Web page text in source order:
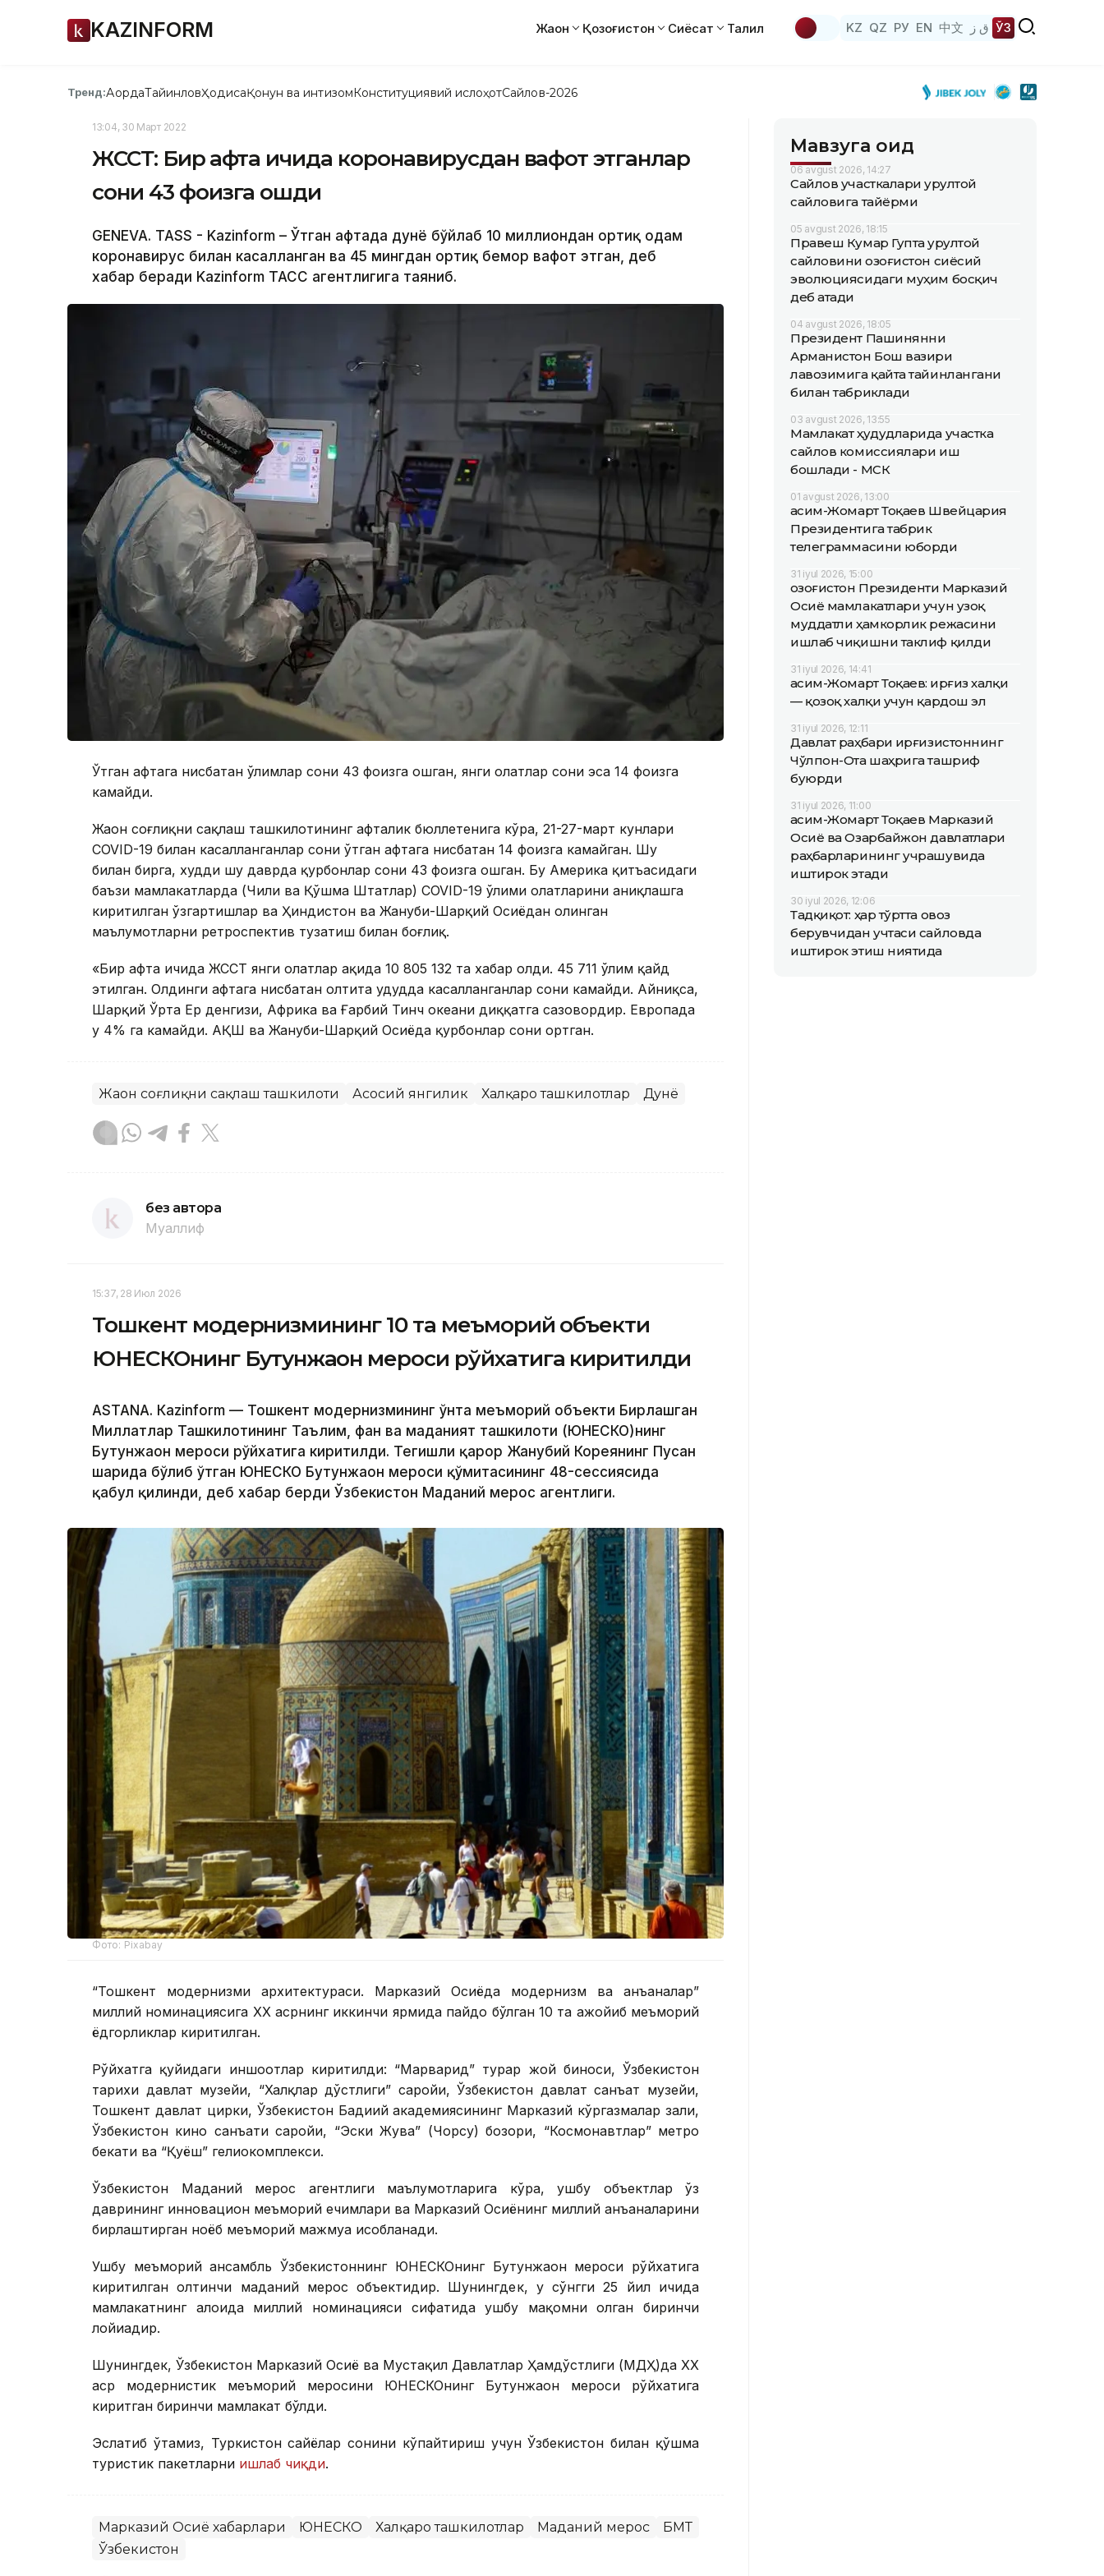
KAZINFORM Жаҳон Қозоғистон Сиёсат Таҳлил KZ QZ РУ EN 中文 ق ز ЎЗ
Тренд:АқордаТайинловҲодисаҚонун ва интизомКонституциявий ислоҳотСайлов-2026
13:04, 30 Март 2022
ЖССТ: Бир ҳафта ичида коронавирусдан вафот этганлар
сони 43 фоизга ошди
GENEVA. TASS - Kazinform – Ўтган ҳафтада дунё бўйлаб 10 миллиондан ортиқ одам
коронавирус билан касалланган ва 45 мингдан ортиқ бемор вафот этган, деб
хабар беради Kazinform ТАСС агентлигига таяниб.
Ўтган ҳафтага нисбатан ўлимлар сони 43 фоизга ошган, янги ҳолатлар сони эса 14 фоизга
камайди.
Жаҳон соғлиқни сақлаш ташкилотининг ҳафталик бюллетенига кўра, 21-27-март кунлари
COVID-19 билан касалланганлар сони ўтган ҳафтага нисбатан 14 фоизга камайган. Шу
билан бирга, худди шу даврда қурбонлар сони 43 фоизга ошган. Бу Америка қитъасидаги
баъзи мамлакатларда (Чили ва Қўшма Штатлар) COVID-19 ўлими ҳолатларини аниқлашга
киритилган ўзгартишлар ва Ҳиндистон ва Жануби-Шарқий Осиёдан олинган
маълумотларни ретроспектив тузатиш билан боғлиқ.
«Бир ҳафта ичида ЖССТ янги ҳолатлар ҳақида 10 805 132 та хабар олди. 45 711 ўлим қайд
этилган. Олдинги ҳафтага нисбатан олтита ҳудудда касалланганлар сони камайди. Айниқса,
Шарқий Ўрта Ер денгизи, Африка ва Ғарбий Тинч океани диққатга сазовордир. Европада
у 4% га камайди. АҚШ ва Жануби-Шарқий Осиёда қурбонлар сони ортган.
Жаҳон соғлиқни сақлаш ташкилоти Асосий янгилик Халқаро ташкилотлар Дунё
без автора
Муаллиф
15:37, 28 Июл 2026
Тошкент модернизмининг 10 та меъморий объекти
ЮНEСКОнинг Бутунжаҳон мероси рўйхатига киритилди
ASTANА. Кazinform — Тошкент модернизмининг ўнта меъморий объекти Бирлашган
Миллатлар Ташкилотининг Таълим, фан ва маданият ташкилоти (ЮНEСКО)нинг
Бутунжаҳон мероси рўйхатига киритилди. Тегишли қарор Жанубий Кореянинг Пусан
​​шаҳрида бўлиб ўтган ЮНEСКО Бутунжаҳон мероси қўмитасининг 48-сессиясида
қабул қилинди, деб хабар берди Ўзбекистон Маданий мерос агентлиги.
Фото: Pixabay
“Тошкент модернизми архитектураси. Марказий Осиёда модернизм ва анъаналар”
миллий номинациясига ХХ асрнинг иккинчи ярмида пайдо бўлган 10 та ажойиб меъморий
ёдгорликлар киритилган.
Рўйхатга қуйидаги иншоотлар киритилди: “Марварид” турар жой биноси, Ўзбекистон
тарихи давлат музейи, “Халқлар дўстлиги” саройи, Ўзбекистон давлат санъат музейи,
Тошкент давлат цирки, Ўзбекистон Бадиий академиясининг Марказий кўргазмалар зали,
Ўзбекистон кино санъати саройи, “Эски Жува” (Чорсу) бозори, “Космонавтлар” метро
бекати ва “Қуёш” гелиокомплекси.
Ўзбекистон Маданий мерос агентлиги маълумотларига кўра, ушбу объектлар ўз
даврининг инновацион меъморий ечимлари ва Марказий Осиёнинг миллий анъаналарини
бирлаштирган ноёб меъморий мажмуа ҳисобланади.
Ушбу меъморий ансамбль Ўзбекистоннинг ЮНEСКОнинг Бутунжаҳон мероси рўйхатига
киритилган олтинчи маданий мерос объектидир. Шунингдек, у сўнгги 25 йил ичида
мамлакатнинг алоҳида миллий номинацияси сифатида ушбу мақомни олган биринчи
лойиҳадир.
Шунингдек, Ўзбекистон Марказий Осиё ва Мустақил Давлатлар Ҳамдўстлиги (МДҲ)да ХХ
аср модернистик меъморий меросини ЮНEСКОнинг Бутунжаҳон мероси рўйхатига
киритган биринчи мамлакат бўлди.
Эслатиб ўтамиз, Туркистон сайёҳлар сонини кўпайтириш учун Ўзбекистон билан қўшма
туристик пакетларни ишлаб чиқди.
Марказий Осиё хабарлари ЮНЕСКО Халқаро ташкилотлар Маданий мерос
БМТ
Ўзбекистон
Мавзуга оид
06 avgust 2026, 14:27
Сайлов участкалари Қурултой
сайловига тайёрми
05 avgust 2026, 18:15
Правеш Кумар Гупта Қурултой
сайловини Қозоғистон сиёсий
эволюциясидаги муҳим босқич
деб атади
04 avgust 2026, 18:05
Президент Пашинянни
Арманистон Бош вазири
лавозимига қайта тайинлангани
билан табриклади
03 avgust 2026, 13:55
Мамлакат ҳудудларида участка
сайлов комиссиялари иш
бошлади - МСК
01 avgust 2026, 13:00
Қасим-Жомарт Тоқаев Швейцария
Президентига табрик
телеграммасини юборди
31 iyul 2026, 15:00
Қозоғистон Президенти Марказий
Осиё мамлакатлари учун узоқ
муддатли ҳамкорлик режасини
ишлаб чиқишни таклиф қилди
31 iyul 2026, 14:41
Қасим-Жомарт Тоқаев: Қирғиз халқи
— қозоқ халқи учун қардош эл
31 iyul 2026, 12:11
Давлат раҳбари Қирғизистоннинг
Чўлпон-Ота шаҳрига ташриф
буюрди
31 iyul 2026, 11:00
Қасим-Жомарт Тоқаев Марказий
Осиё ва Озарбайжон давлатлари
раҳбарларининг учрашувида
иштирок этади
30 iyul 2026, 12:06
Тадқиқот: ҳар тўртта овоз
берувчидан учтаси сайловда
иштирок этиш ниятида